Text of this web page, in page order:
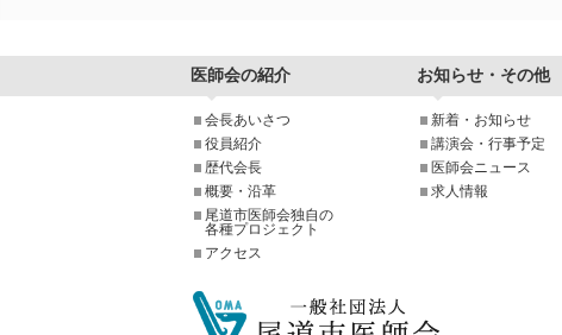
医師会の紹介 お知らせ・その他
会長あいさつ
役員紹介
歴代会長
概要・沿革
尾道市医師会独自の
各種プロジェクト
アクセス
新着・お知らせ
講演会・行事予定
医師会ニュース
求人情報